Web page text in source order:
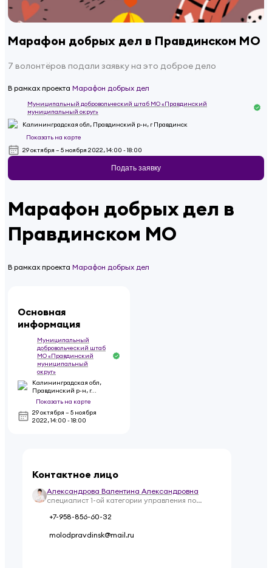
Марафон добрых дел в Правдинском МО
7 волонтёров подали заявку на это доброе дело
В рамках проекта Марафон добрых дел
Муниципальный добровольческий штаб МО «Правдинский
муниципальный округ»
Калининградская обл, Правдинский р-н, г Правдинск
Показать на карте
29 октября – 5 ноября 2022, 14:00 - 18:00
Подать заявку
Марафон добрых дел в
Правдинском МО
В рамках проекта Марафон добрых дел
Основная
информация
Муниципальный
добровольческий штаб
МО «Правдинский
муниципальный
округ»
Калининградская обл,
Правдинский р-н, г
Правдинск
Показать на карте
29 октября – 5 ноября
2022,14:00 - 18:00
Контактное лицо
Александрова Валентина Александровна
специалист 1-ой категории управления по
связям и делам молодежи
+7-958-856-60-32
molodpravdinsk@mail.ru